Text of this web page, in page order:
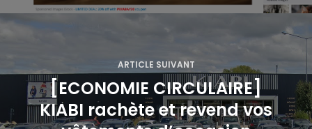
t
n
ARTICLE SUIVANT
[ECONOMIE CIRCULAIRE]
KIABI rachète et revend vos